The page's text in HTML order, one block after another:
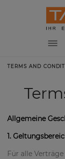
TERMS AND
Allgemeine
1.
Für alle